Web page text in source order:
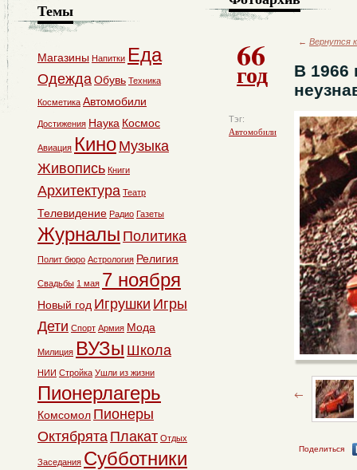
66
год
Тэг:
Автомобили
← Вернутся
В 1966
Поделиться
Темы
Магазины Напитки Еда
ОдеждаОбувь Техника
Косметика Автомобили
Достижения Наука Космос
Авиация Кино Музыка
Живопись Книги
Архитектура Театр
Телевидение Радио Газеты
Журналы Политика
Полит бюро Астрология Религия
Свадьбы 1 мая 7 ноября
Новый год Игрушки Игры
Дети Спорт Армия Мода
Милиция ВУЗы Школа
НИИ Стройка Ушли из жизни
Пионерлагерь
Комсомол Пионеры
Октябрята Плакат Отдых
Заседания Субботники